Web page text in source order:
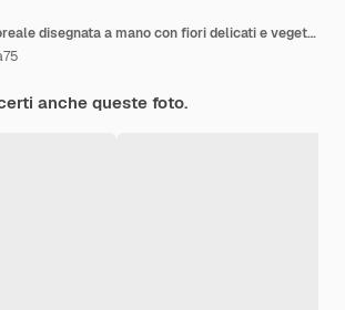
Ghirlanda floreale disegnata a mano con fiori delicati e vegetazione in colori morbidi adatti
anche queste foto.